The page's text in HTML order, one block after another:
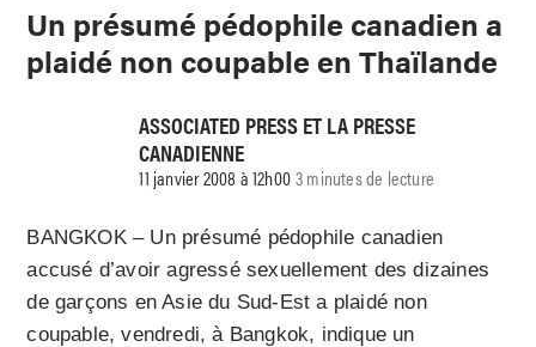
Un présumé pédophile canadien a
plaidé non coupable en Thaïlande
ASSOCIATED PRESS ET LA PRESSE
CANADIENNE
11 janvier 2008 à 12h003 minutes de lecture
BANGKOK – Un présumé pédophile canadien
accusé d’avoir agressé sexuellement des dizaines
de garçons en Asie du Sud-Est a plaidé non
coupable, vendredi, à Bangkok, indique un